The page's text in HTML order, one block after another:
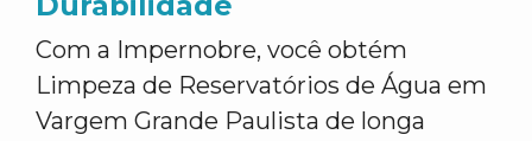
Com a Impernobre, você obtém
Limpeza de Reservatórios de Água em
Vargem Grande Paulista de longa